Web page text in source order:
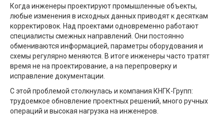
Когда инженеры проектируют промышленные объекты,
любые изменения в исходных данных приводят к десяткам
корректировок. Над проектами одновременно работают
специалисты смежных направлений. Они постоянно
обмениваются информацией, параметры оборудования и
схемы регулярно меняются. В итоге инженеры часто тратят
время не на проектирование, а на перепроверку и
исправление документации.
С этой проблемой столкнулась и компания КНГК-Групп:
трудоемкое обновление проектных решений, много ручных
операций и высокая нагрузка на инженеров.